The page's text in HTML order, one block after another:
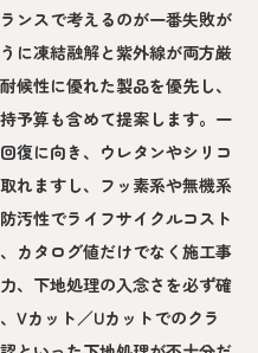
ンスで考えるのが一番失敗が
に凍結融解と紫外線が両方厳
候性に優れた製品を優先し、
予算も含めて提案します。一
復に向き、ウレタンやシリコ
れますし、フッ素系や無機系
汚性でライフサイクルコスト
カタログ値だけでなく施工事
、下地処理の入念さを必ず確
Vカット／Uカットでのクラ